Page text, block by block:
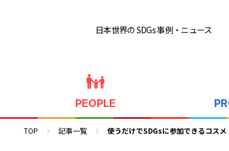
日本世界の SDGs 事例・ニュース
PEOPLE
TOP 記事一覧 使うだけでSDGsに参加できるコス